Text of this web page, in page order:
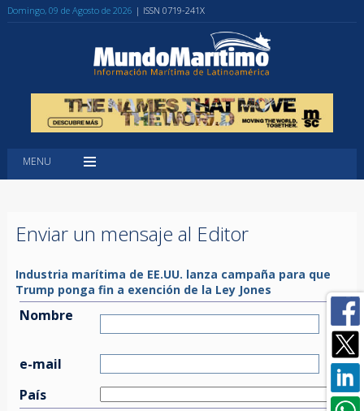
Domingo, 09 de Agosto de 2026 | ISSN 0719-241X
MENU
Enviar un mensaje al Editor
Industria marítima de EE.UU. lanza campaña para que
Trump ponga fin a exención de la Ley Jones
Nombre
e-mail
País